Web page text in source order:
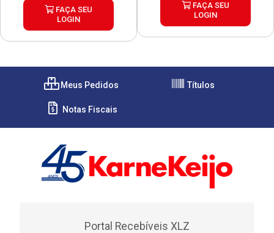
FAÇA SEU
LOGIN
FAÇA SEU
LOGIN
Meus Pedidos Títulos
Notas Fiscais
Portal Recebíveis XLZ